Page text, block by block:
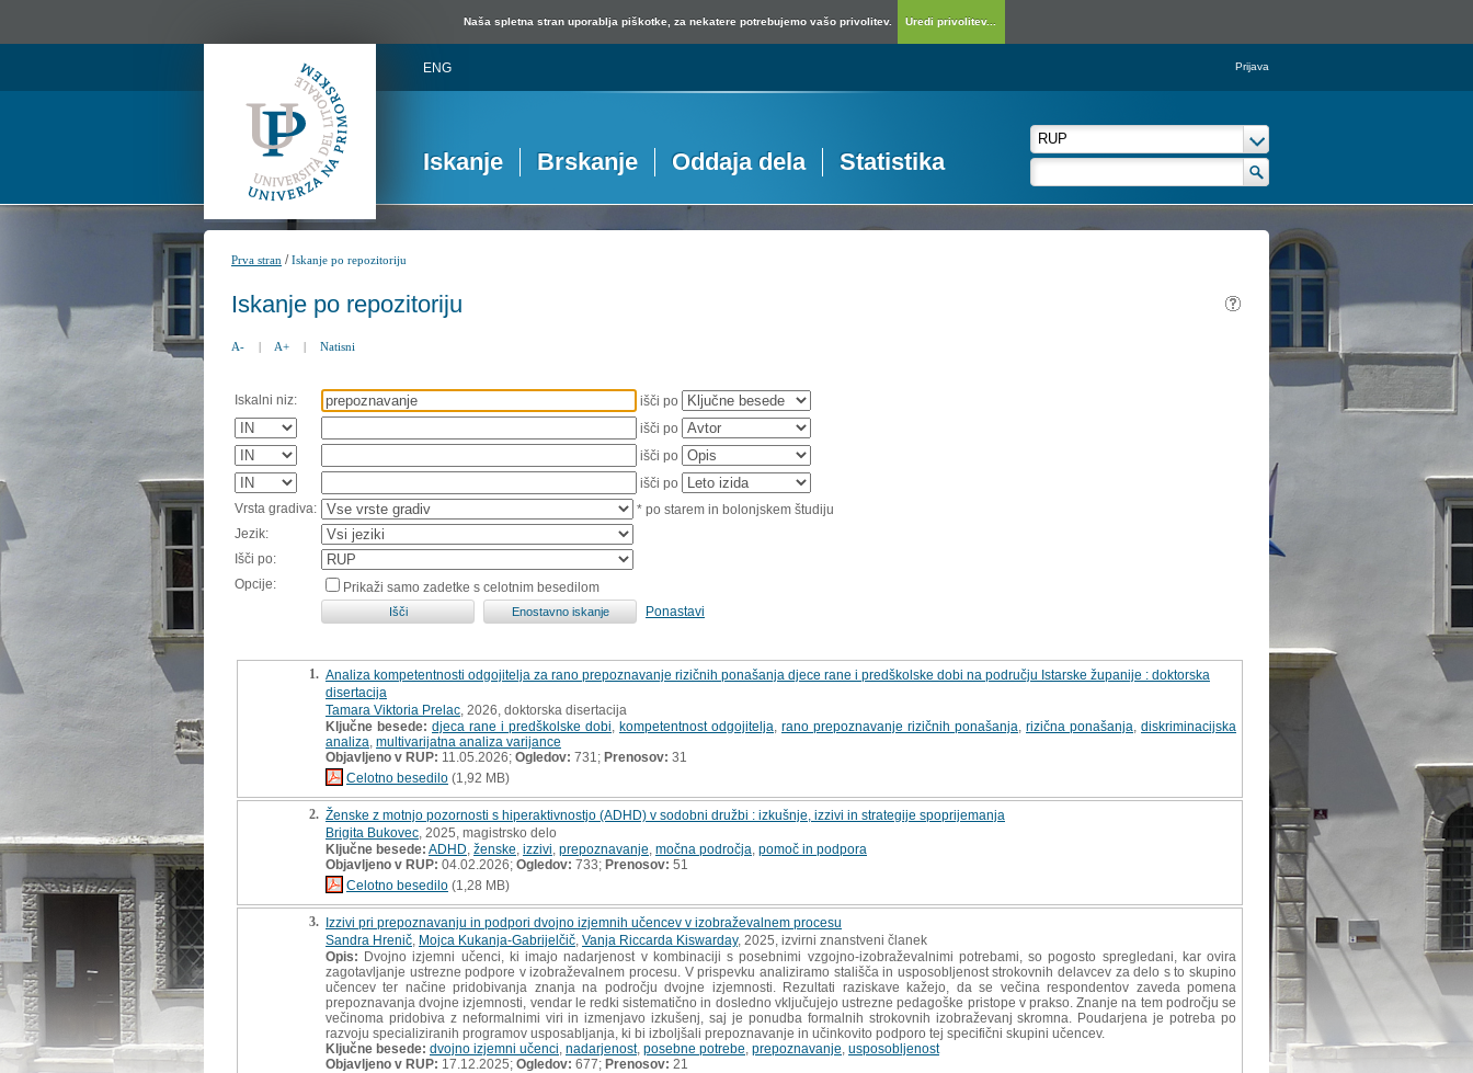
Naša spletna stran uporablja piškotke, za nekatere potrebujemo vašo privolitev. Uredi privolitev...
ENG Prijava
Iskanje Brskanje Oddaja dela Statistika
Prva stran /Iskanje po repozitoriju
Iskanje po repozitoriju
A- | A+ | Natisni
Iskalni niz:
išči po
išči po
išči po
išči po
Vrsta gradiva:
* po starem in bolonjskem študiju
Jezik:
Išči po:
Opcije:
Prikaži samo zadetke s celotnim besedilom
Ponastavi
1. Analiza kompetentnosti odgojitelja za rano prepoznavanje rizičnih ponašanja djece rane i predškolske dobi na području Istarske županije : doktorska
disertacija
Tamara Viktoria Prelac , 2026, doktorska disertacija
Ključne besede: djeca rane i predškolske dobi kompetentnost odgojitelja rano prepoznavanje rizičnih ponašanja rizična ponašanja diskriminacijska
analiza multivarijatna analiza varijance
Objavljeno v RUP: 11.05.2026; Ogledov: 731; Prenosov: 31
Celotno besedilo (1,92 MB)
2. Ženske z motnjo pozornosti s hiperaktivnostjo (ADHD) v sodobni družbi : izkušnje, izzivi in strategije spoprijemanja
Brigita Bukovec , 2025, magistrsko delo
Ključne besede: ADHD ženske izzivi prepoznavanje močna področja pomoč in podpora
Objavljeno v RUP: 04.02.2026; Ogledov: 733; Prenosov: 51
Celotno besedilo (1,28 MB)
3. Izzivi pri prepoznavanju in podpori dvojno izjemnih učencev v izobraževalnem procesu
Sandra Hrenič Mojca Kukanja-Gabrijelčič Vanja Riccarda Kiswarday, 2025, izvirni znanstveni članek
Opis: Dvojno izjemni učenci, ki imajo nadarjenost v kombinaciji s posebnimi vzgojno-izobraževalnimi potrebami, so pogosto spregledani, kar ovira
zagotavljanje ustrezne podpore v izobraževalnem procesu. V prispevku analiziramo stališča in usposobljenost strokovnih delavcev za delo s to skupino
učencev ter načine pridobivanja znanja na področju dvojne izjemnosti. Rezultati raziskave kažejo, da se večina respondentov zaveda pomena
prepoznavanja dvojne izjemnosti, vendar le redki sistematično in dosledno vključujejo ustrezne pedagoške pristope v prakso. Znanje na tem področju se
večinoma pridobiva z neformalnimi viri in izmenjavo izkušenj, saj je ponudba formalnih strokovnih izobraževanj skromna. Poudarjena je potreba po
razvoju specializiranih programov usposabljanja, ki bi izboljšali prepoznavanje in učinkovito podporo tej specifični skupini učencev.
Ključne besede: dvojno izjemni učenci nadarjenost, posebne potrebe prepoznavanje usposobljenost
Objavljeno v RUP: 17.12.2025; Ogledov: 677; Prenosov: 21